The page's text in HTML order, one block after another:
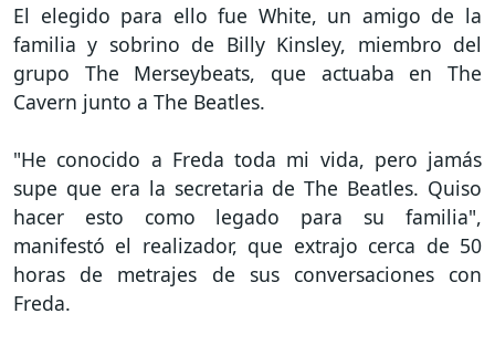
El elegido para ello fue White, un amigo de la
familia y sobrino de Billy Kinsley, miembro del
grupo The Merseybeats, que actuaba en The
Cavern junto a The Beatles.
"He conocido a Freda toda mi vida, pero jamás
supe que era la secretaria de The Beatles. Quiso
hacer esto como legado para su familia",
manifestó el realizador, que extrajo cerca de 50
horas de metrajes de sus conversaciones con
Freda.